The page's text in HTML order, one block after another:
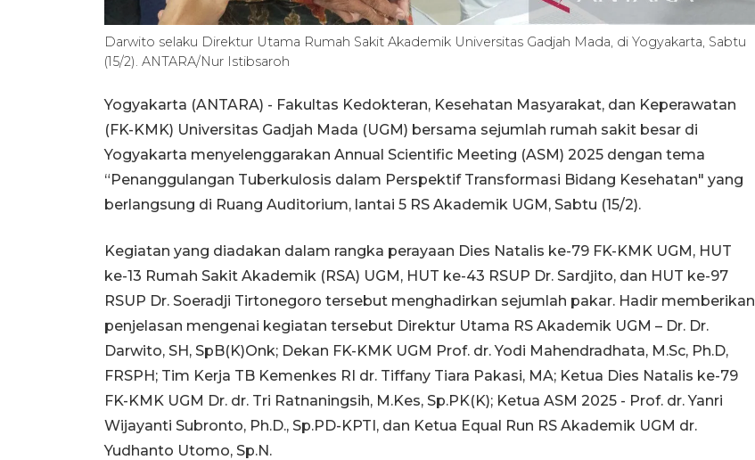
Darwito selaku Direktur Utama Rumah Sakit Akademik Universitas Gadjah Mada, di Yogyakarta, Sabtu
(15/2). ANTARA/Nur Istibsaroh
Yogyakarta (ANTARA) - Fakultas Kedokteran, Kesehatan Masyarakat, dan Keperawatan
(FK-KMK) Universitas Gadjah Mada (UGM) bersama sejumlah rumah sakit besar di
Yogyakarta menyelenggarakan Annual Scientific Meeting (ASM) 2025 dengan tema
“Penanggulangan Tuberkulosis dalam Perspektif Transformasi Bidang Kesehatan" yang
berlangsung di Ruang Auditorium, lantai 5 RS Akademik UGM, Sabtu (15/2).
Kegiatan yang diadakan dalam rangka perayaan Dies Natalis ke-79 FK-KMK UGM, HUT
ke-13 Rumah Sakit Akademik (RSA) UGM, HUT ke-43 RSUP Dr. Sardjito, dan HUT ke-97
RSUP Dr. Soeradji Tirtonegoro tersebut menghadirkan sejumlah pakar. Hadir memberikan
penjelasan mengenai kegiatan tersebut Direktur Utama RS Akademik UGM – Dr. Dr.
Darwito, SH, SpB(K)Onk; Dekan FK-KMK UGM Prof. dr. Yodi Mahendradhata, M.Sc, Ph.D,
FRSPH; Tim Kerja TB Kemenkes RI dr. Tiffany Tiara Pakasi, MA; Ketua Dies Natalis ke-79
FK-KMK UGM Dr. dr. Tri Ratnaningsih, M.Kes, Sp.PK(K); Ketua ASM 2025 - Prof. dr. Yanri
Wijayanti Subronto, Ph.D., Sp.PD-KPTI, dan Ketua Equal Run RS Akademik UGM dr.
Yudhanto Utomo, Sp.N.